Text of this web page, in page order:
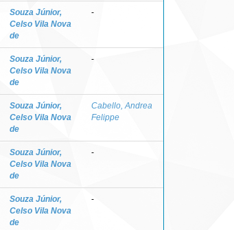
Souza Júnior,
Celso Vila Nova
de
-
Souza Júnior,
Celso Vila Nova
de
-
Souza Júnior,
Celso Vila Nova
de
Cabello, Andrea
Felippe
Souza Júnior,
Celso Vila Nova
de
-
Souza Júnior,
Celso Vila Nova
de
-